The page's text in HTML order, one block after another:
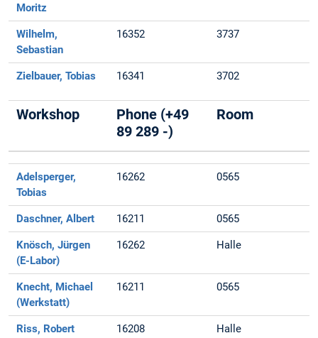
Moritz
Wilhelm,
Sebastian
16352 3737
Zielbauer, Tobias 16341 3702
Workshop
Phone (+49
89 289 -)
Room
Adelsperger,
Tobias
16262 0565
Daschner, Albert 16211 0565
Knösch, Jürgen
(E-Labor)
16262 Halle
Knecht, Michael
(Werkstatt)
16211 0565
Riss, Robert 16208 Halle